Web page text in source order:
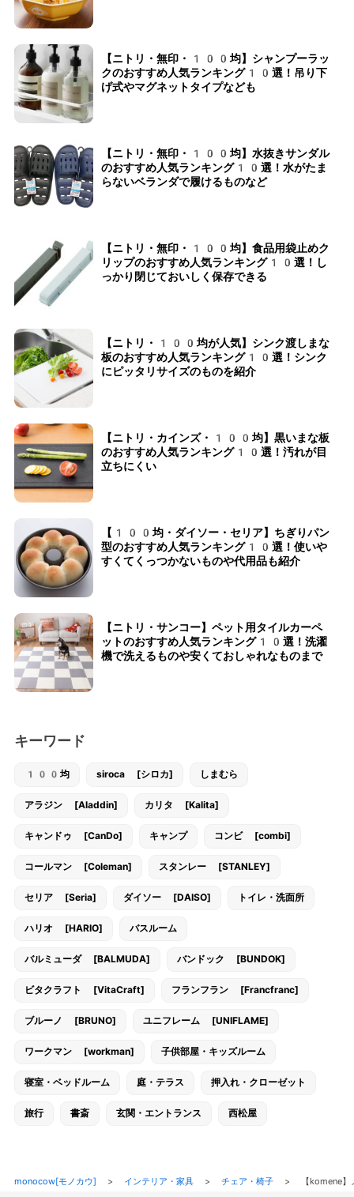
【ニトリ・無印・100均】シャンプーラッ
クのおすすめ人気ランキング10選！吊り下
げ式やマグネットタイプなども
【ニトリ・無印・100均】水抜きサンダル
のおすすめ人気ランキング10選！水がたま
らないベランダで履けるものなど
【ニトリ・無印・100均】食品用袋止めク
リップのおすすめ人気ランキング10選！し
っかり閉じておいしく保存できる
【ニトリ・100均が人気】シンク渡しまな
板のおすすめ人気ランキング10選！シンク
にピッタリサイズのものを紹介
【ニトリ・カインズ・100均】黒いまな板
のおすすめ人気ランキング10選！汚れが目
立ちにくい
【100均・ダイソー・セリア】ちぎりパン
型のおすすめ人気ランキング10選！使いや
すくてくっつかないものや代用品も紹介
【ニトリ・サンコー】ペット用タイルカーペ
ットのおすすめ人気ランキング10選！洗濯
機で洗えるものや安くておしゃれなものまで
キーワード
100均 siroca [シロカ] しまむら
アラジン [Aladdin] カリタ [Kalita]
キャンドゥ [CanDo] キャンプ コンビ [combi]
コールマン [Coleman] スタンレー [STANLEY]
セリア [Seria] ダイソー [DAISO] トイレ・洗面所
ハリオ [HARIO] バスルーム
バルミューダ [BALMUDA] バンドック [BUNDOK]
ビタクラフト [VitaCraft] フランフラン [Francfranc]
ブルーノ [BRUNO] ユニフレーム [UNIFLAME]
ワークマン [workman] 子供部屋・キッズルーム
寝室・ベッドルーム 庭・テラス 押入れ・クローゼット
旅行 書斎 玄関・エントランス 西松屋
monocow[モノカウ] > インテリア・家具> チェア・椅子> 【komene